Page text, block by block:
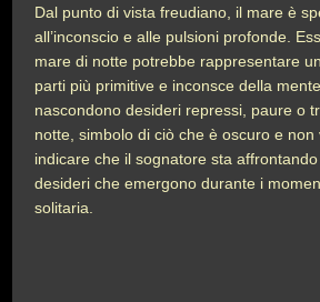
Dal punto di vista freudiano, il mare è
all’inconscio e alle pulsioni profonde.
mare di notte potrebbe rappresentare
parti più primitive e inconsce della
nascondono desideri repressi, paure o
notte, simbolo di ciò che è oscuro e non
indicare che il sognatore sta
desideri che emergono durante i
solitaria.